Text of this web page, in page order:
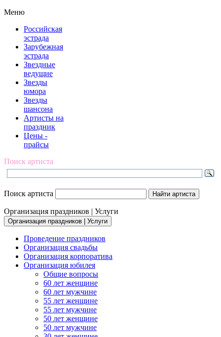
Меню
Российская
эстрада
Зарубежная
эстрада
Звездные
ведущие
Звезды
юмора
Звезды
шансона
Артисты на
праздник
Цены -
прайсы
Поиск артиста
Поиск артиста
Организация праздников | Услуги
Организация праздников | Услуги
Проведение праздников
Организация свадьбы
Организация корпоратива
Организация юбилея
Общие вопросы
60 лет женщине
60 лет мужчине
55 лет женщине
55 лет мужчине
50 лет женщине
50 лет мужчине